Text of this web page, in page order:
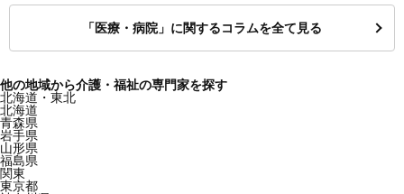
「医療・病院」に関するコラムを全て見る
他の地域から介護・福祉の専門家を探す
北海道・東北
北海道
青森県
岩手県
山形県
福島県
関東
東京都